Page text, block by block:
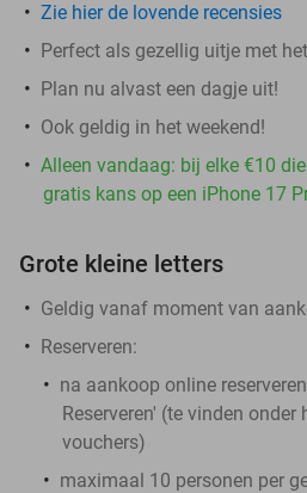
Zie hier de lovende recensies
Perfect als gezellig uitje met
Plan nu alvast een dagje uit!
Ook geldig in het weekend!
Alleen vandaag: bij elke €10
gratis kans op een iPhone 17
Grote kleine letters
Geldig vanaf moment van
Reserveren:
na aankoop online
Reserveren' (te vinden onder
vouchers)
maximaal 10 personen per